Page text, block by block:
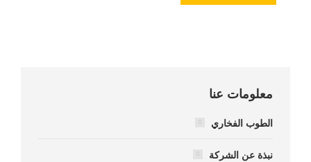
معلومات عنا
الطوب الفخاري
نبذة عن الشركة